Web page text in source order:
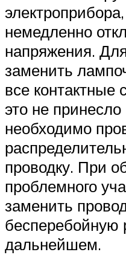
немедленно
напряжения.
заменить
все контактные
это не принесло
необходимо
проводку. При
проблемного
заменить
бесперебойную
дальнейшем.